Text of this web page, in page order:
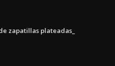
zapatillas plateadas_